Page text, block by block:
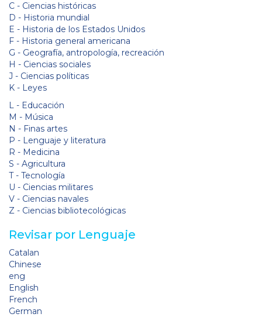
C - Ciencias históricas
D - Historia mundial
E - Historia de los Estados Unidos
F - Historia general americana
G - Geografía, antropología, recreación
H - Ciencias sociales
J - Ciencias políticas
K - Leyes
L - Educación
M - Música
N - Finas artes
P - Lenguaje y literatura
R - Medicina
S - Agricultura
T - Tecnología
U - Ciencias militares
V - Ciencias navales
Z - Ciencias bibliotecológicas
Revisar por Lenguaje
Catalan
Chinese
eng
English
French
German